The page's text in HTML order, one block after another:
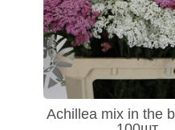
Achillea mix in the